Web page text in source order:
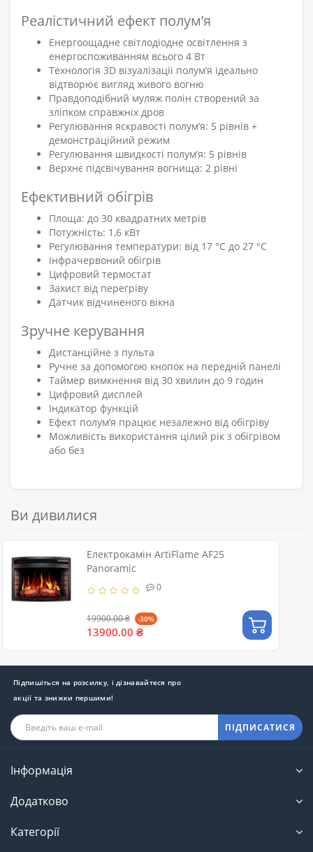
Реалістичний ефект полум’я
Енергоощадне світлодіодне освітлення з
енергоспоживанням всього 4 Вт
Технологія 3D візуалізації полум’я ідеально
відтворює вигляд живого вогню
Правдоподібний муляж полін створений за
зліпком справжніх дров
Регулювання яскравості полум’я: 5 рівнів +
демонстраційний режим
Регулювання швидкості полум’я: 5 рівнів
Верхнє підсвічування вогнища: 2 рівні
Ефективний обігрів
Площа: до 30 квадратних метрів
Потужність: 1,6 кВт
Регулювання температури: від 17 °C до 27 °C
Інфрачервоний обігрів
Цифровий термостат
Захист від перегріву
Датчик відчиненого вікна
Зручне керування
Дистанційне з пульта
Ручне за допомогою кнопок на передній панелі
Таймер вимкнення від 30 хвилин до 9 годин
Цифровий дисплей
Індикатор функцій
Ефект полум’я працює незалежно від обігріву
Можливість використання цілий рік з обігрівом
або без
Ви дивилися
Електрокамін ArtiFlame AF25
Panoramic
0
19900.00 ₴ -30%
13900.00 ₴
Підпишіться на розсилку, і дізнавайтеся про
акції та знижки першими!
ПІДПИСАТИСЯ
Інформація
Додатково
Категорії